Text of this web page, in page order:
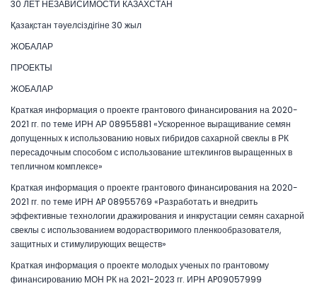
30 ЛЕТ НЕЗАВИСИМОСТИ КАЗАХСТАН
Қазақстан тәуелсіздігіне 30 жыл
ЖОБАЛАР
ПРОЕКТЫ
ЖОБАЛАР
Краткая информация о проекте грантового финансирования на 2020-
2021 гг. по теме ИРН АР 08955881 «Ускоренное выращивание семян
допущенных к использованию новых гибридов сахарной свеклы в РК
пересадочным способом с использование штеклингов выращенных в
тепличном комплексе»
Краткая информация о проекте грантового финансирования на 2020-
2021 гг. по теме ИРН AP 08955769 «Разработать и внедрить
эффективные технологии дражирования и инкрустации семян сахарной
свеклы с использованием водорастворимого пленкообразователя,
защитных и стимулирующих веществ»
Краткая информация о проекте молодых ученых по грантовому
финансированию МОН РК на 2021-2023 гг. ИРН AP09057999